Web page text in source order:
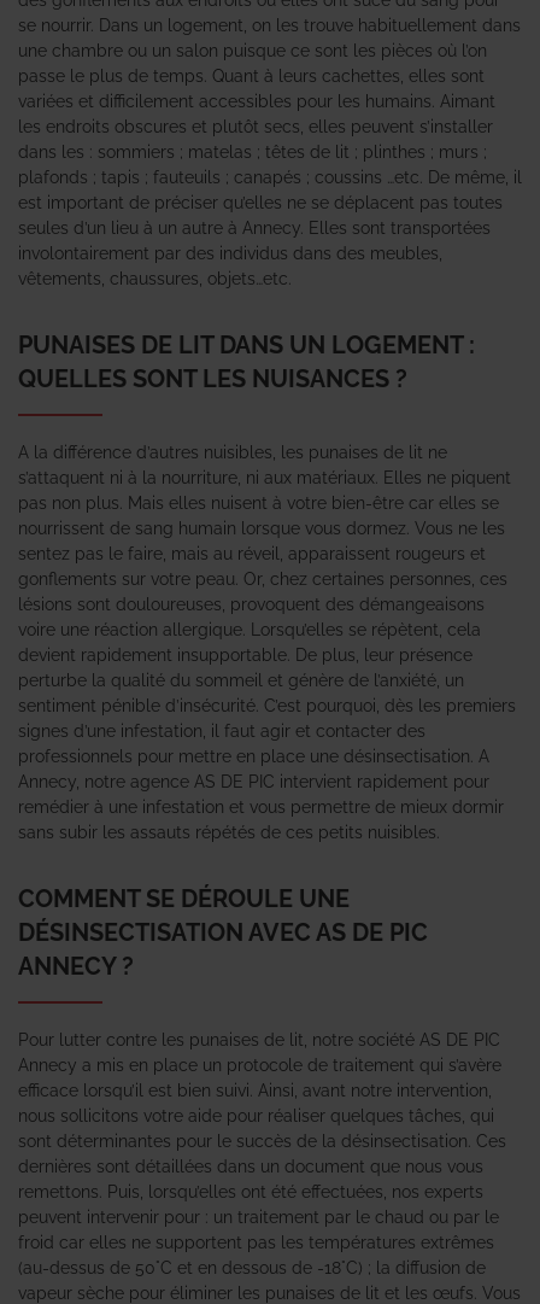
se nourrir. Dans un logement, on les trouve habituellement dans
une chambre ou un salon puisque ce sont les pièces où l’on
passe le plus de temps. Quant à leurs cachettes, elles sont
variées et difficilement accessibles pour les humains. Aimant
les endroits obscures et plutôt secs, elles peuvent s’installer
dans les : sommiers ; matelas ; têtes de lit ; plinthes ; murs ;
plafonds ; tapis ; fauteuils ; canapés ; coussins …etc. De même, il
est important de préciser qu’elles ne se déplacent pas toutes
seules d’un lieu à un autre à Annecy. Elles sont transportées
involontairement par des individus dans des meubles,
vêtements, chaussures, objets…etc.
PUNAISES DE LIT DANS UN LOGEMENT :
QUELLES SONT LES NUISANCES ?
A la différence d’autres nuisibles, les punaises de lit ne
s’attaquent ni à la nourriture, ni aux matériaux. Elles ne piquent
pas non plus. Mais elles nuisent à votre bien-être car elles se
nourrissent de sang humain lorsque vous dormez. Vous ne les
sentez pas le faire, mais au réveil, apparaissent rougeurs et
gonflements sur votre peau. Or, chez certaines personnes, ces
lésions sont douloureuses, provoquent des démangeaisons
voire une réaction allergique. Lorsqu’elles se répètent, cela
devient rapidement insupportable. De plus, leur présence
perturbe la qualité du sommeil et génère de l’anxiété, un
sentiment pénible d’insécurité. C’est pourquoi, dès les premiers
signes d’une infestation, il faut agir et contacter des
professionnels pour mettre en place une désinsectisation. A
Annecy, notre agence AS DE PIC intervient rapidement pour
remédier à une infestation et vous permettre de mieux dormir
sans subir les assauts répétés de ces petits nuisibles.
COMMENT SE DÉROULE UNE
DÉSINSECTISATION AVEC AS DE PIC
ANNECY ?
Pour lutter contre les punaises de lit, notre société AS DE PIC
Annecy a mis en place un protocole de traitement qui s’avère
efficace lorsqu’il est bien suivi. Ainsi, avant notre intervention,
nous sollicitons votre aide pour réaliser quelques tâches, qui
sont déterminantes pour le succès de la désinsectisation. Ces
dernières sont détaillées dans un document que nous vous
remettons. Puis, lorsqu’elles ont été effectuées, nos experts
peuvent intervenir pour : un traitement par le chaud ou par le
froid car elles ne supportent pas les températures extrêmes
(au-dessus de 50°C et en dessous de -18°C) ; la diffusion de
vapeur sèche pour éliminer les punaises de lit et les œufs. Vous